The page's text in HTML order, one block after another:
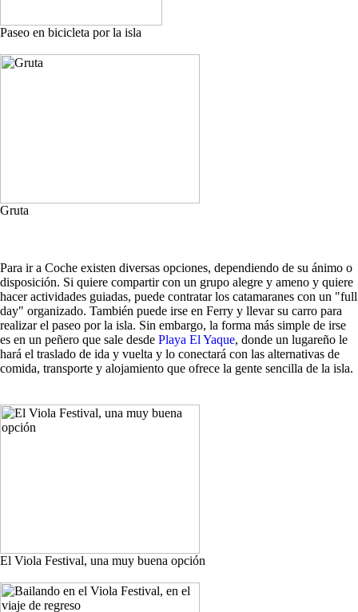
Paseo en bicicleta por la isla
Gruta
Para ir a Coche existen diversas opciones, dependiendo de su ánimo o
disposición. Si quiere compartir con un grupo alegre y ameno y quiere
hacer actividades guiadas, puede contratar los catamaranes con un "full
day" organizado. También puede irse en Ferry y llevar su carro para
realizar el paseo por la isla. Sin embargo, la forma más simple de irse
es en un peñero que sale desde Playa El Yaque, donde un lugareño le
hará el traslado de ida y vuelta y lo conectará con las alternativas de
comida, transporte y alojamiento que ofrece la gente sencilla de la isla.
El Viola Festival, una muy buena opción